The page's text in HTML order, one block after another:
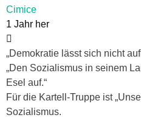
Cimice
1 Jahr her
„Demokratie lässt sich nicht
„Den Sozialismus in seinem
Esel auf.“
Für die Kartell-Truppe ist
Sozialismus.